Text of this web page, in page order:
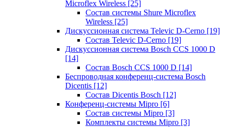
Microflex Wireless [25]
Состав системы Shure Microflex
Wireless [25]
Дискуссионная система Televic D-Cerno [19]
Состав Televic D-Cerno [19]
Дискуссионная система Bosch CCS 1000 D
[14]
Состав Bosch CCS 1000 D [14]
Беспроводная конференц-система Bosch
Dicentis [12]
Состав Dicentis Bosch [12]
Конференц-системы Mipro [6]
Состав системы Mipro [3]
Комплекты системы Mipro [3]